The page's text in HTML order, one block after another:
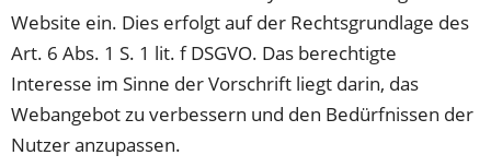
Website ein. Dies erfolgt auf der Rechtsgrundlage des
Art. 6 Abs. 1 S. 1 lit. f DSGVO. Das berechtigte
Interesse im Sinne der Vorschrift liegt darin, das
Webangebot zu verbessern und den Bedürfnissen der
Nutzer anzupassen.